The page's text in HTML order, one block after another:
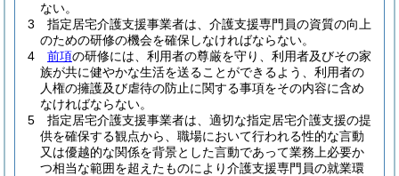
ない。
3
指定居宅介護支援事業者は、介護支援専門員の資質の向上
のための研修の機会を確保しなければならない。
4
前項の研修には、利用者の尊厳を守り、利用者及びその家
族が共に健やかな生活を送ることができるよう、利用者の
人権の擁護及び虐待の防止に関する事項をその内容に含め
なければならない。
5
指定居宅介護支援事業者は、適切な指定居宅介護支援の提
供を確保する観点から、職場において行われる性的な言動
又は優越的な関係を背景とした言動であって業務上必要か
つ相当な範囲を超えたものにより介護支援専門員の就業環